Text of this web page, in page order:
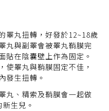
睪丸扭轉，好發於12~18歲
丸與副睪會被睪丸鞘膜完
貼在陰囊壁上作為固定。
使睪丸與鞘膜固定不佳，
發生扭轉。
丸、精索及鞘膜會一起做
生兒。